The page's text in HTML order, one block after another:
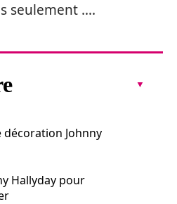
seulement ….
décoration Johnny
Hallyday pour